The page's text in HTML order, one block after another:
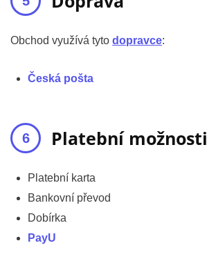
Obchod využívá tyto dopravce:
Česká pošta
Platební možnosti
Platební karta
Bankovní převod
Dobírka
PayU